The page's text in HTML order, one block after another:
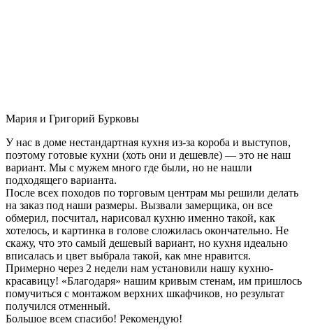
Мария и Григорий Бурковы
У нас в доме нестандартная кухня из-за короба и выступов,
поэтому готовые кухни (хоть они и дешевле) — это не наш
вариант. Мы с мужем много где были, но не нашли
подходящего варианта.
После всех походов по торговым центрам мы решили делать
на заказ под наши размеры. Вызвали замерщика, он все
обмерил, посчитал, нарисовал кухню именно такой, как
хотелось, и картинка в голове сложилась окончательно. Не
скажу, что это самый дешевый вариант, но кухня идеально
вписалась и цвет выбрала такой, как мне нравится.
Примерно через 2 недели нам установили нашу кухню-
красавицу! «Благодаря» нашим кривым стенам, им пришлось
помучиться с монтажом верхних шкафчиков, но результат
получился отменный.
Большое всем спасибо! Рекомендую!